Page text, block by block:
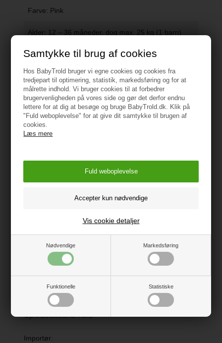
Samtykke til brug af cookies
Hos BabyTrold bruger vi egne cookies og cookies fra
tredjepart til optimering, statistik, markedsføring og for at
målrette indhold. Vi bruger cookies til at forbedrer
brugervenligheden på vores side og gør det derfor endnu
lettere for at dig at besøge og bruge BabyTrold.dk. Klik på
"Fuld weboplevelse" for at give dit samtykke til brugen af
cookies.
Læs mere
Nødvendige Markedsføring
Funktionelle Statistiske
Vis cookie detaljer
Farve: Pink
Alder: 12 – 36 måneder, dog max. 25 kg (1 barn)
Størrelse: 91 x 29 x 44 cm.
Vægt, traktor: 4 kg.
Vægt, i anhænger: Max. 1,5 kg.
Materiale: Plastik
der kræves færdigheder for at undgå fald og
sammenstød, som kan medføre skade på barnet eller
• Når barnet sidder på produktet, kan det nå flere ting
overflader – undgå kørsel på ujævne overflader,
skråninger, veje, trapper og vandbassiner.
Oprindelsesland: Kina
Importør: